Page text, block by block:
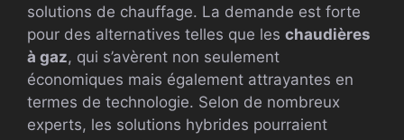
solutions de chauffage. La demande est forte
pour des alternatives telles que les chaudières
à gaz, qui s’avèrent non seulement
économiques mais également attrayantes en
termes de technologie. Selon de nombreux
experts, les solutions hybrides pourraient